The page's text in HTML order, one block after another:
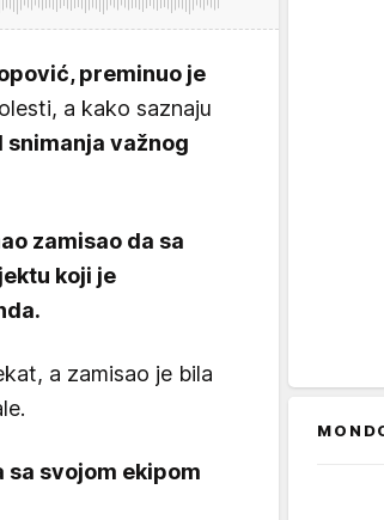
preminuo je
a kako saznaju
snimanja važnog
zamisao da sa
koji je
a zamisao je bila
sa svojom ekipom